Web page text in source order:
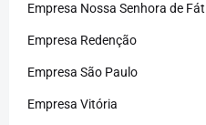
Empresa Nossa Senhora de
Empresa Redenção
Empresa São Paulo
Empresa Vitória